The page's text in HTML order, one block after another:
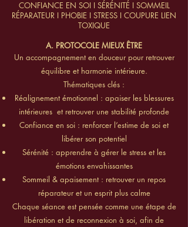
CONFIANCE EN SOI I SÉRÉNITÉ I SOMMEIL
RÉPARATEUR I PHOBIE I STRESS I COUPURE LIEN
TOXIQUE
A. PROTOCOLE MIEUX ÊTRE
Un accompagnement en douceur pour retrouver
équilibre et harmonie intérieure.
Thématiques clés :
Réalignement émotionnel : apaiser les blessures
intérieures et retrouver une stabilité profonde
Confiance en soi : renforcer l’estime de soi et
libérer son potentiel
Sérénité : apprendre à gérer le stress et les
émotions envahissantes
Sommeil & apaisement : retrouver un repos
réparateur et un esprit plus calme
Chaque séance est pensée comme une étape de
libération et de reconnexion à soi, afin de